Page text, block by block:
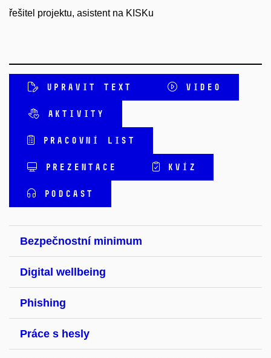
řešitel projektu, asistent na KISKu
UPRAVIT TEXT VIDEO
AKTIVITY
PRACOVNÍ LIST
PREZENTACE KVÍZ
PODCAST
Bezpečnostní minimum
Digital wellbeing
Phishing
Práce s hesly